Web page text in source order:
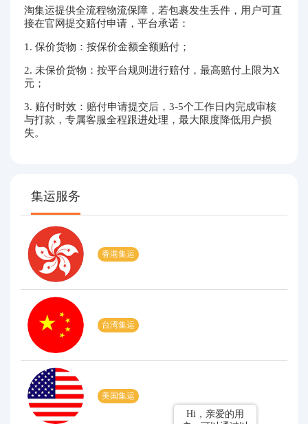
淘集运提供全流程物流保障，若包裹发生丢件，用户可直
接在官网提交赔付申请，平台承诺：
1. 保价货物：按保价金额全额赔付；
2. 未保价货物：按平台规则进行赔付，最高赔付上限为X
元；
3. 赔付时效：赔付申请提交后，3-5个工作日内完成审核
与打款，专属客服全程跟进处理，最大限度降低用户损
失。
集运服务
香港集运
台湾集运
美国集运
Hi，亲爱的用